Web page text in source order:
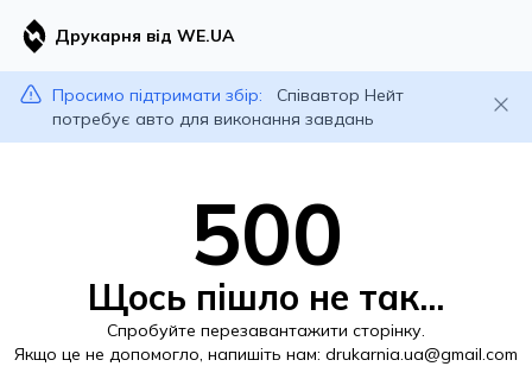
Друкарня від WE.UA
Просимо підтримати збір:
Співавтор Нейт
потребує авто для виконання завдань
500
Щось пішло не так...
Спробуйте перезавантажити сторінку.
Якщо це не допомогло, напишіть нам: drukarnia.ua@gmail.com